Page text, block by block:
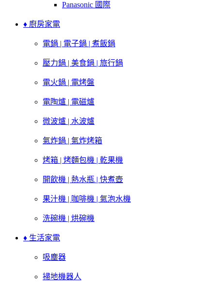
Panasonic 國際
♦ 廚房家電
電鍋 | 電子鍋 | 煮飯鍋
壓力鍋 | 美食鍋 | 旅行鍋
電火鍋 | 電烤盤
電陶爐 | 電磁爐
微波爐 | 水波爐
氣炸鍋 | 氣炸烤箱
烤箱 | 烤麵包機 | 乾果機
開飲機 | 熱水瓶 | 快煮壺
果汁機 | 咖啡機 | 氣泡水機
洗碗機 | 烘碗機
♦ 生活家電
吸塵器
掃地機器人